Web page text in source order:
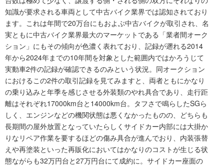
知識が要求される車両として中古バイク業界では認知されており
ます。これは年間で20万台にもおよぶ中古バイクが取引され、名
実ともに中古バイク業界最大のマーケットである「業者間オーク
ション」にもその傾向が色濃く表れており、記録が遡れる2014
年から2024年までの10年間を対象とした範囲内ではかろうじて
実動車2件の記録が確認できるのみという状況。同オークション
におけるこの2件の取引記録を見てみますと、両者ともにかなり
の乗り込みと年季を感じさせる外装類のやれ具合であり、走行距
離はそれぞれ17000km台と14000km台。タフさで鳴らしたSGら
しく、エンジンなどの機関状態は悪くなかったものの、どちらも
長期間の屋外放置となっていたらしくサイドカー内部には大掛か
りなリペア作業を要するほどの傷み具合が進んでおり、内装張替
えや再塗装といった再販化においてはかなりのコストが生じる状
態ながらも32万円台と27万円台にて成約に。サイドカー座面の